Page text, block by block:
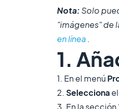
Nota: Solo
"imágenes" de
en línea.
1.
1. En el menú
2. Seleccionael
3. En la sección